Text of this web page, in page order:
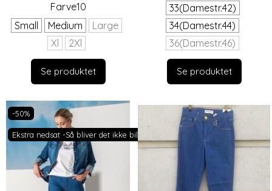
Farve10
Small
Medium
Large
Xl
2Xl
Se produktet
33(Damestr.42)
34(Damestr.44)
36(Damestr.46)
Se produktet
-50%
Ekstra nedsat -Så bliver det ikke billigere